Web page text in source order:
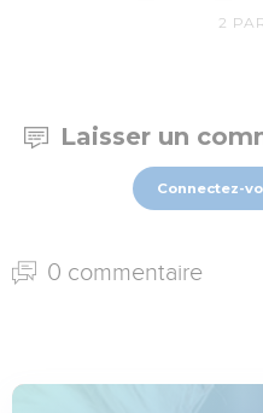
2
Laisser un
Connectez-
0 commentaire